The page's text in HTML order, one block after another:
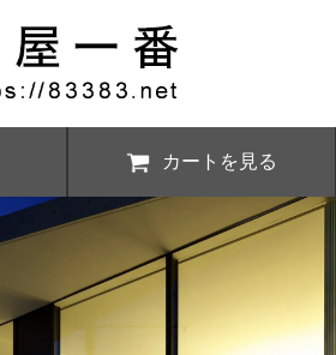
カートを見る